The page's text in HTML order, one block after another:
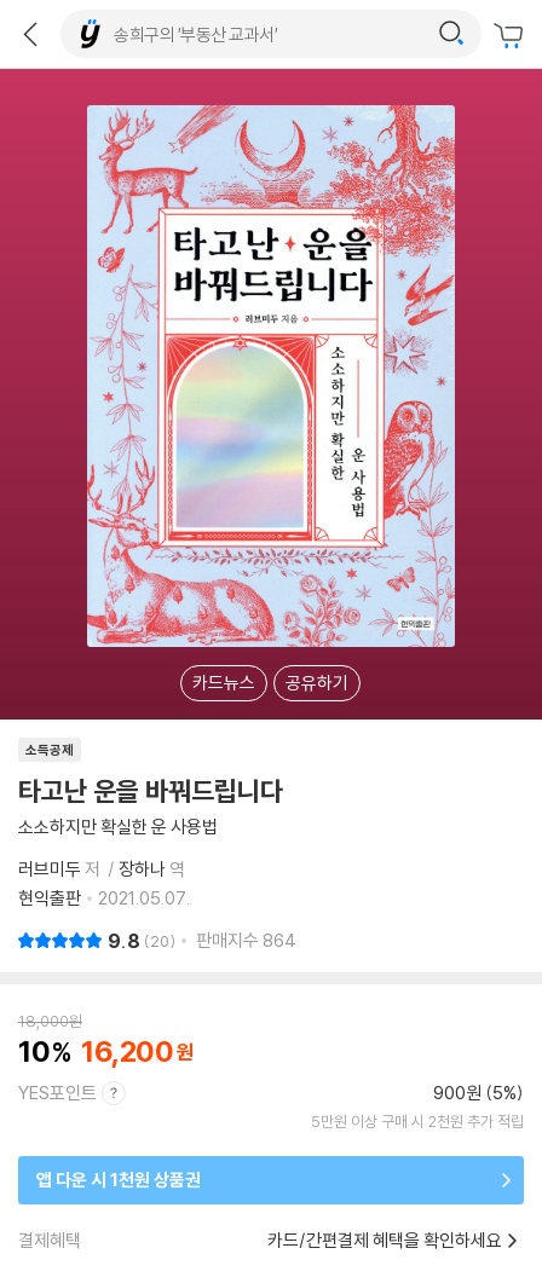
카드뉴스 공유하기
소득공제
타고난 운을 바꿔드립니다
소소하지만 확실한 운 사용법
러브미두 저 장하나 역
현익출판
2021.05.07.
9.8 20 판매지수 864
18,000원
10 16,200
YES포인트 900원 (5%)
5만원 이상 구매 시 2천원 추가 적립
앱 다운 시 1천원 상품권
결제혜택 카드/간편결제 혜택을 확인하세요